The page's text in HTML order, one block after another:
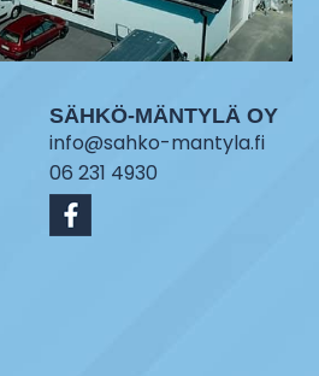
SÄHKÖ-MÄNTYLÄ OY
info@sahko-mantyla.fi
06 231 4930